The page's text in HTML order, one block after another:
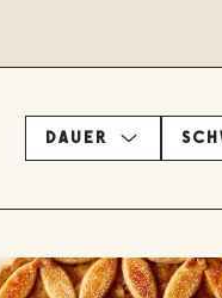
DAUER